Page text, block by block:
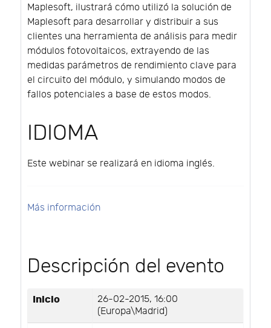
Maplesoft, ilustrará cómo utilizó la solución de
Maplesoft para desarrollar y distribuir a sus
clientes una herramienta de análisis para medir
módulos fotovoltaicos, extrayendo de las
medidas parámetros de rendimiento clave para
el circuito del módulo, y simulando modos de
fallos potenciales a base de estos modos.
IDIOMA
Este webinar se realizará en idioma inglés.
Más información
Descripción del evento
Inicio
26-02-2015, 16:00
(Europa\Madrid)